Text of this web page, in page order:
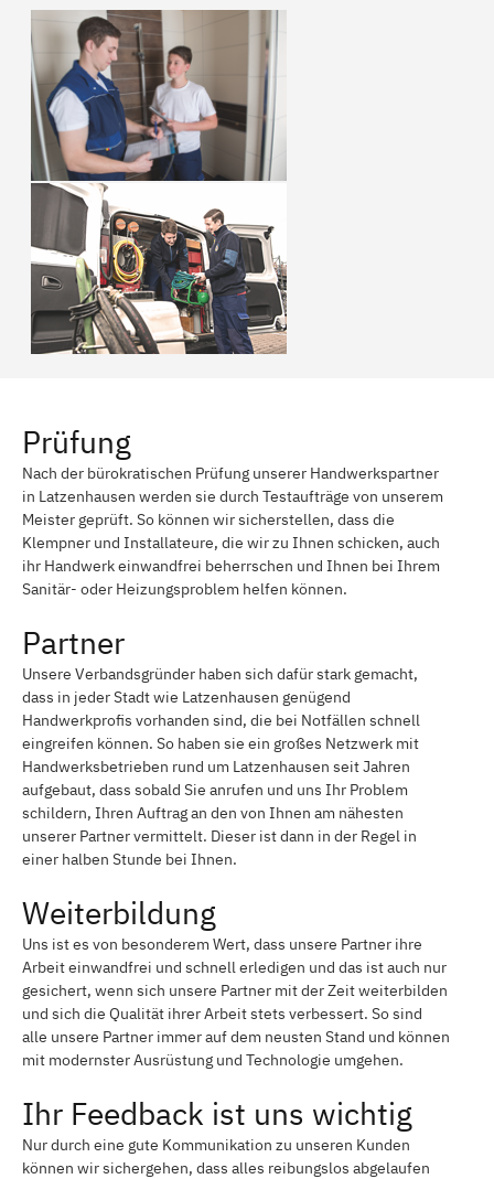
Prüfung
Nach der bürokratischen Prüfung unserer Handwerkspartner
in Latzenhausen werden sie durch Testaufträge von unserem
Meister geprüft. So können wir sicherstellen, dass die
Klempner und Installateure, die wir zu Ihnen schicken, auch
ihr Handwerk einwandfrei beherrschen und Ihnen bei Ihrem
Sanitär- oder Heizungsproblem helfen können.
Partner
Unsere Verbandsgründer haben sich dafür stark gemacht,
dass in jeder Stadt wie Latzenhausen genügend
Handwerkprofis vorhanden sind, die bei Notfällen schnell
eingreifen können. So haben sie ein großes Netzwerk mit
Handwerksbetrieben rund um Latzenhausen seit Jahren
aufgebaut, dass sobald Sie anrufen und uns Ihr Problem
schildern, Ihren Auftrag an den von Ihnen am nähesten
unserer Partner vermittelt. Dieser ist dann in der Regel in
einer halben Stunde bei Ihnen.
Weiterbildung
Uns ist es von besonderem Wert, dass unsere Partner ihre
Arbeit einwandfrei und schnell erledigen und das ist auch nur
gesichert, wenn sich unsere Partner mit der Zeit weiterbilden
und sich die Qualität ihrer Arbeit stets verbessert. So sind
alle unsere Partner immer auf dem neusten Stand und können
mit modernster Ausrüstung und Technologie umgehen.
Ihr Feedback ist uns wichtig
Nur durch eine gute Kommunikation zu unseren Kunden
können wir sichergehen, dass alles reibungslos abgelaufen